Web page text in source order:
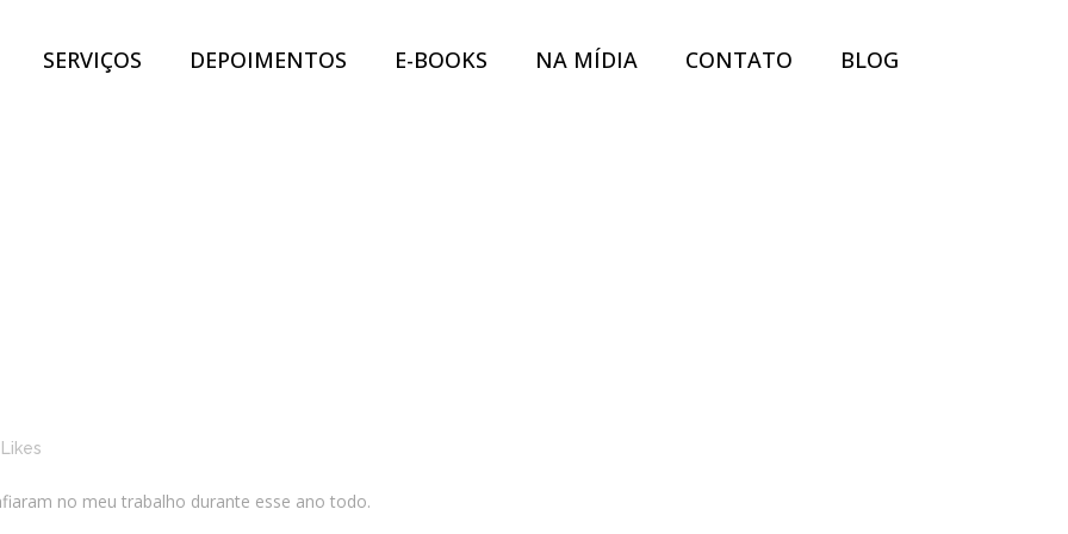
SERVIÇOS DEPOIMENTOS E-BOOKS NA MÍDIA CONTATO BLOG
Likes
no meu trabalho durante esse ano todo.